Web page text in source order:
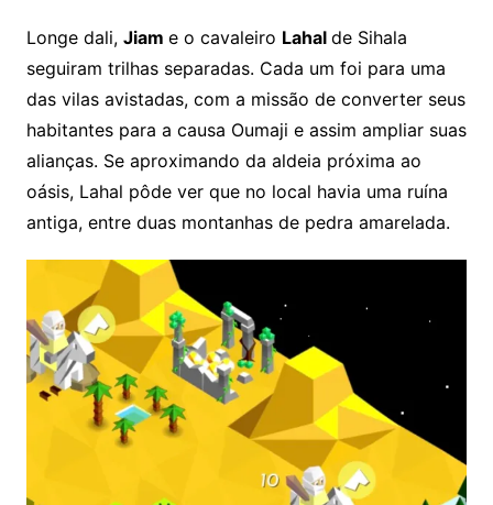
Longe dali, Jiam e o cavaleiro Lahal de Sihala
seguiram trilhas separadas. Cada um foi para uma
das vilas avistadas, com a missão de converter seus
habitantes para a causa Oumaji e assim ampliar suas
alianças. Se aproximando da aldeia próxima ao
oásis, Lahal pôde ver que no local havia uma ruína
antiga, entre duas montanhas de pedra amarelada.